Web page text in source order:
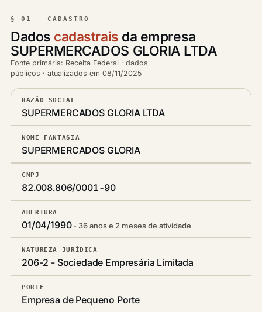
§ 01 — CADASTRO
Dados cadastrais da empresa
SUPERMERCADOS GLORIA LTDA
Fonte primária: Receita Federal · dados
públicos · atualizados em 08/11/2025
RAZÃO SOCIAL
SUPERMERCADOS GLORIA LTDA
NOME FANTASIA
SUPERMERCADOS GLORIA
CNPJ
82.008.806/0001-90
ABERTURA
01/04/1990 36 anos e 2 meses de atividade
NATUREZA JURÍDICA
206-2 - Sociedade Empresária Limitada
PORTE
Empresa de Pequeno Porte